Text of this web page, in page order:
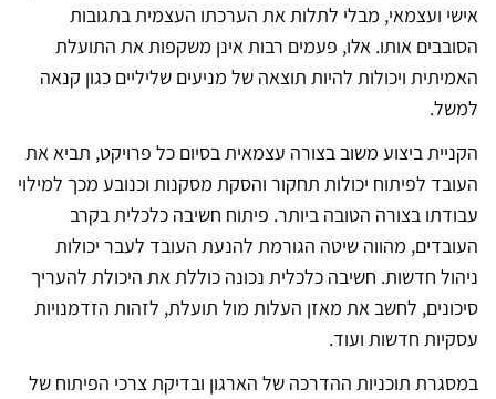
אישי ועצמאי, מבלי לתלות את הערכתו העצמית בתגובות
הסובבים אותו. אלו, פעמים רבות אינן משקפות את התועלת
האמיתית ויכולות להיות תוצאה של מניעים שליליים כגון קנאה
למשל.
הקניית ביצוע משוב בצורה עצמאית בסיום כל פרויקט, תביא את
העובד לפיתוח יכולות תחקור והסקת מסקנות וכנובע מכך למילוי
עבודתו בצורה הטובה ביותר. פיתוח חשיבה כלכלית בקרב
העובדים, מהווה שיטה הגורמת להנעת העובד לעבר יכולות
ניהול חדשות. חשיבה כלכלית נכונה כוללת את היכולת להעריך
סיכונים, לחשב את מאזן העלות מול תועלת, לזהות הזדמנויות
עסקיות חדשות ועוד.
במסגרת תוכניות ההדרכה של הארגון ובדיקת צרכי הפיתוח של